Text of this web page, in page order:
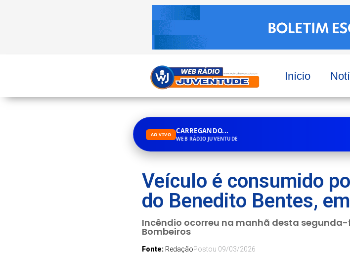
Início
AO VIVO CARREGANDO...
WEB RÁDIO JUVENTUDE
Veículo é consumido
do Benedito Bentes,
Incêndio ocorreu na manhã desta
Bombeiros
Fonte: RedaçãoPostou 09/03/2026